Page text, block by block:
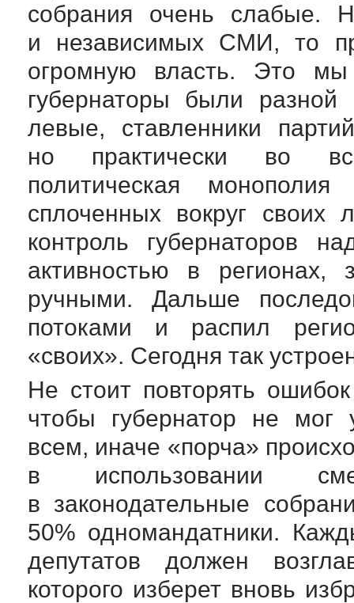
собрания очень слабые.
и независимых СМИ, то
огромную власть. Это
губернаторы были разной
левые, ставленники
но практически во
политическая
сплоченных вокруг своих
контроль губернаторов
активностью в регионах,
ручными. Дальше
потоками и распил
«своих». Сегодня так
Не стоит повторять
чтобы губернатор не мог
всем, иначе «порча»
в использовании
в законодательные
50% одномандатники.
депутатов должен
которого изберет вновь